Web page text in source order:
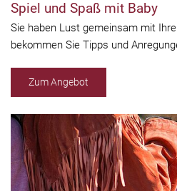
Spiel und Spaß mit Baby
Sie haben Lust gemeinsam mit
bekommen Sie Tipps und
Zum Angebot